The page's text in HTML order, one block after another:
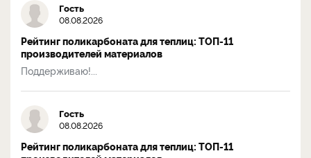
Гость
08.08.2026
Рейтинг поликарбоната для теплиц: ТОП-11
производителей материалов
Поддерживаю!...
Гость
08.08.2026
Рейтинг поликарбоната для теплиц: ТОП-11